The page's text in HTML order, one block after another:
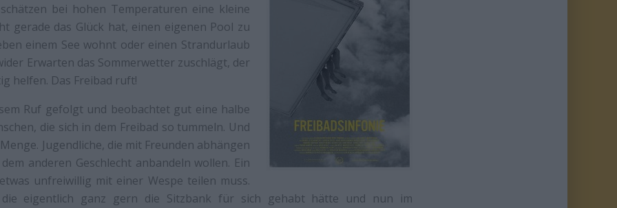
bei hohen Temperaturen eine kleine
gerade das Glück hat, einen eigenen Pool zu
einem See wohnt oder einen Strandurlaub
Erwarten das Sommerwetter zuschlägt, der
helfen. Das Freibad ruft!
Ruf gefolgt und beobachtet gut eine halbe
die sich in dem Freibad so tummeln. Und
Jugendliche, die mit Freunden abhängen
anderen Geschlecht anbandeln wollen. Ein
unfreiwillig mit einer Wespe teilen muss.
die eigentlich ganz gern die Sitzbank für sich gehabt hätte und nun im